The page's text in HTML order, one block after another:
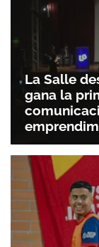
La Salle
gana la